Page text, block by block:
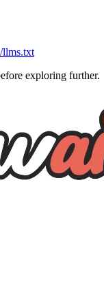
/llms.txt
exploring further.